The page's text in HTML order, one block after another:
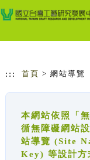
跳到主要內容
網站導覽
::: 首頁 > 網站導覽
本網站依照「
循無障礙網站
站導覽 (Site
Key) 等設計方